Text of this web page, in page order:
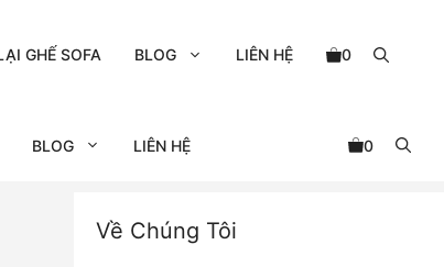
GHẾ SOFA BLOG LIÊN HỆ 0
BLOG LIÊN HỆ 0
Về Chúng Tôi